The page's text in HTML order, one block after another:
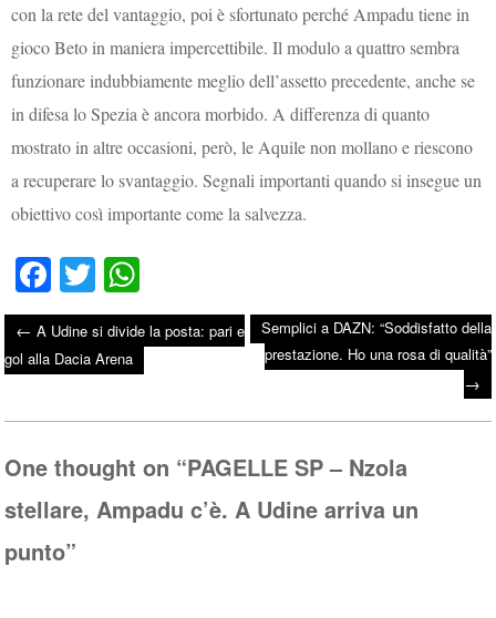
con la rete del vantaggio, poi è sfortunato perché Ampadu tiene in
gioco Beto in maniera impercettibile. Il modulo a quattro sembra
funzionare indubbiamente meglio dell’assetto precedente, anche se
in difesa lo Spezia è ancora morbido. A differenza di quanto
mostrato in altre occasioni, però, le Aquile non mollano e riescono
a recuperare lo svantaggio. Segnali importanti quando si insegue un
obiettivo così importante come la salvezza.
Fa
ce
bo
ok
T
wi
tte
r
ha
ts
A
pp
Post navigation
← A Udine si divide la posta: pari e
gol alla Dacia Arena
Semplici a DAZN: “Soddisfatto della
prestazione. Ho una rosa di qualità”
→
One thought on “PAGELLE SP – Nzola
stellare, Ampadu c’è. A Udine arriva un
punto”